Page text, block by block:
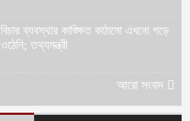
বিচার ব্যবস্থার কাঙ্ক্ষিত কাঠামো এখনো গড়ে
ওঠেনি; তথ্যমন্ত্রী
আরো সংবাদ